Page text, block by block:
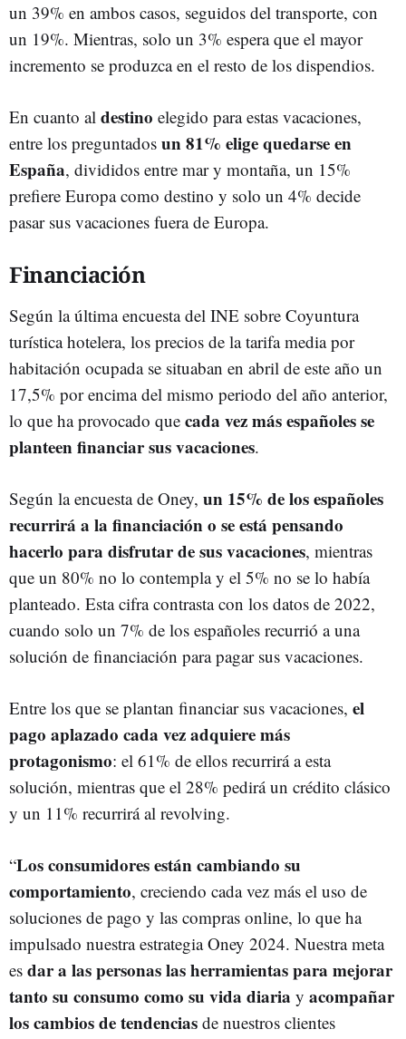
un 39% en ambos casos, seguidos del transporte, con
un 19%. Mientras, solo un 3% espera que el mayor
incremento se produzca en el resto de los dispendios.
En cuanto al destino elegido para estas vacaciones,
entre los preguntados un 81% elige quedarse en
España, divididos entre mar y montaña, un 15%
prefiere Europa como destino y solo un 4% decide
pasar sus vacaciones fuera de Europa.
Financiación
Según la última encuesta del INE sobre Coyuntura
turística hotelera, los precios de la tarifa media por
habitación ocupada se situaban en abril de este año un
17,5% por encima del mismo periodo del año anterior,
lo que ha provocado que cada vez más españoles se
planteen financiar sus vacaciones.
Según la encuesta de Oney, un 15% de los españoles
recurrirá a la financiación o se está pensando
hacerlo para disfrutar de sus vacaciones, mientras
que un 80% no lo contempla y el 5% no se lo había
planteado. Esta cifra contrasta con los datos de 2022,
cuando solo un 7% de los españoles recurrió a una
solución de financiación para pagar sus vacaciones.
Entre los que se plantan financiar sus vacaciones, el
pago aplazado cada vez adquiere más
protagonismo: el 61% de ellos recurrirá a esta
solución, mientras que el 28% pedirá un crédito clásico
y un 11% recurrirá al revolving.
“Los consumidores están cambiando su
comportamiento, creciendo cada vez más el uso de
soluciones de pago y las compras online, lo que ha
impulsado nuestra estrategia Oney 2024. Nuestra meta
es dar a las personas las herramientas para mejorar
tanto su consumo como su vida diaria y acompañar
los cambios de tendencias de nuestros clientes